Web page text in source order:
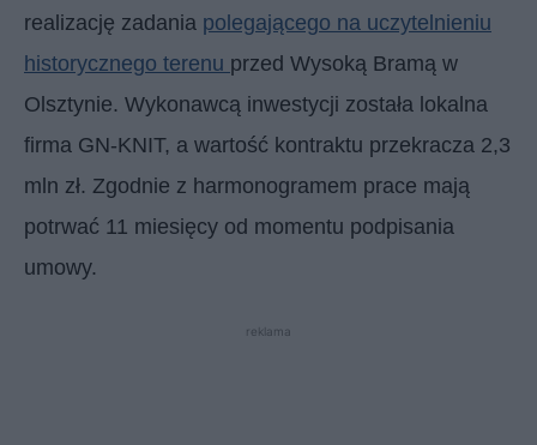
realizację zadania polegającego na uczytelnieniu
historycznego terenu przed Wysoką Bramą w
Olsztynie. Wykonawcą inwestycji została lokalna
firma GN-KNIT, a wartość kontraktu przekracza 2,3
mln zł. Zgodnie z harmonogramem prace mają
potrwać 11 miesięcy od momentu podpisania
umowy.
reklama